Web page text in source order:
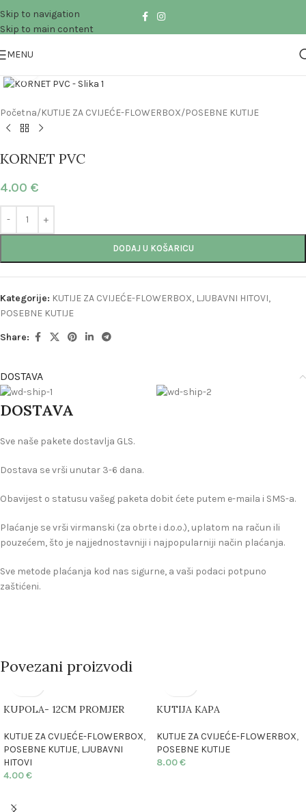
Skip to navigation
Skip to main content
MENU
Početna/KUTIJE ZA CVIJEĆE-FLOWERBOX/POSEBNE KUTIJE
KORNET PVC
4.00 €
DODAJ U KOŠARICU
Kategorije: KUTIJE ZA CVIJEĆE-FLOWERBOX, LJUBAVNI HITOVI,
POSEBNE KUTIJE
Share:
DOSTAVA
DOSTAVA
Sve naše pakete dostavlja GLS.
Dostava se vrši unutar 3-6 dana.
Obavijest o statusu vašeg paketa dobit ćete putem e-maila i SMS-a.
Plaćanje se vrši virmanski (za obrte i d.o.o.), uplatom na račun ili
pouzećem, što je najjednostavniji i najpopularniji način plaćanja.
Sve metode plaćanja kod nas sigurne, a vaši podaci potpuno
zaštićeni.
Povezani proizvodi
KUPOLA- 12CM PROMJER
KUTIJE ZA CVIJEĆE-FLOWERBOX,
POSEBNE KUTIJE, LJUBAVNI
HITOVI
4.00€
KUTIJA KAPA
KUTIJE ZA CVIJEĆE-FLOWERBOX,
POSEBNE KUTIJE
8.00€